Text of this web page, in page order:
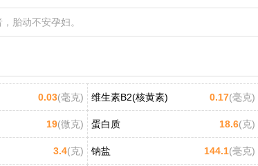
胎动不安孕妇。
0.03(毫克) 维生素B2(核黄素) 0.17(毫克)
19(微克) 蛋白质 18.6(克)
3.4(克) 钠盐 144.1(毫克)